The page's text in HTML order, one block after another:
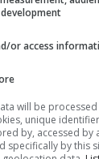
or access
will be
unique
by, accessed by
specifically by this